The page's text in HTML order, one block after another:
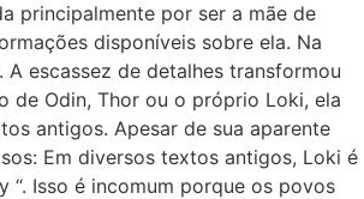
principalmente por ser a mãe de
disponíveis sobre ela. Na
escassez de detalhes transformou
de Odin, Thor ou o próprio Loki, ela
antigos. Apesar de sua aparente
Em diversos textos antigos, Loki é
“. Isso é incomum porque os povos